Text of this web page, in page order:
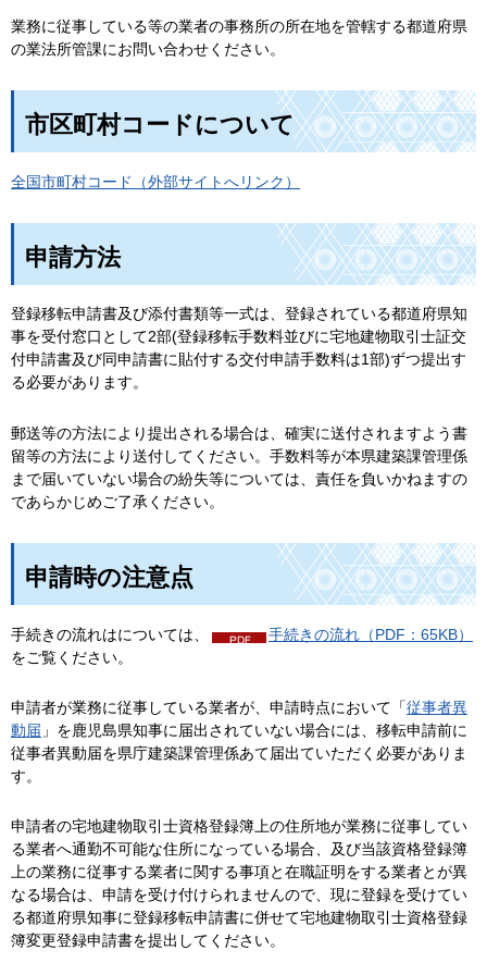
業務に従事している等の業者の事務所の所在地を管轄する都道府県
の業法所管課にお問い合わせください。
市区町村コードについて
全国市町村コード（外部サイトへリンク）
申請方法
登録移転申請書及び添付書類等一式は、登録されている都道府県知
事を受付窓口として2部(登録移転手数料並びに宅地建物取引士証交
付申請書及び同申請書に貼付する交付申請手数料は1部)ずつ提出す
る必要があります。
郵送等の方法により提出される場合は、確実に送付されますよう書
留等の方法により送付してください。手数料等が本県建築課管理係
まで届いていない場合の紛失等については、責任を負いかねますの
であらかじめご了承ください。
申請時の注意点
手続きの流れはについては、
手続きの流れ（PDF：65KB）
をご覧ください。
申請者が業務に従事している業者が、申請時点において「従事者異
動届 」を鹿児島県知事に届出されていない場合には、移転申請前に
従事者異動届を県庁建築課管理係あて届出ていただく必要がありま
す。
申請者の宅地建物取引士資格登録簿上の住所地が業務に従事してい
る業者へ通勤不可能な住所になっている場合、及び当該資格登録簿
上の業務に従事する業者に関する事項と在職証明をする業者とが異
なる場合は、申請を受け付けられませんので、現に登録を受けてい
る都道府県知事に登録移転申請書に併せて宅地建物取引士資格登録
簿変更登録申請書を提出してください。